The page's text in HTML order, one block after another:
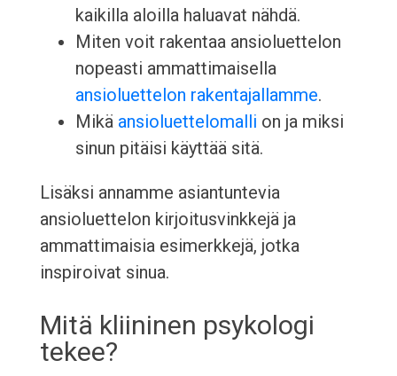
kaikilla aloilla haluavat nähdä.
Miten voit rakentaa ansioluettelon
nopeasti ammattimaisella
ansioluettelon rakentajallamme.
Mikä ansioluettelomalli on ja miksi
sinun pitäisi käyttää sitä.
Lisäksi annamme asiantuntevia
ansioluettelon kirjoitusvinkkejä ja
ammattimaisia esimerkkejä, jotka
inspiroivat sinua.
Mitä kliininen psykologi
tekee?